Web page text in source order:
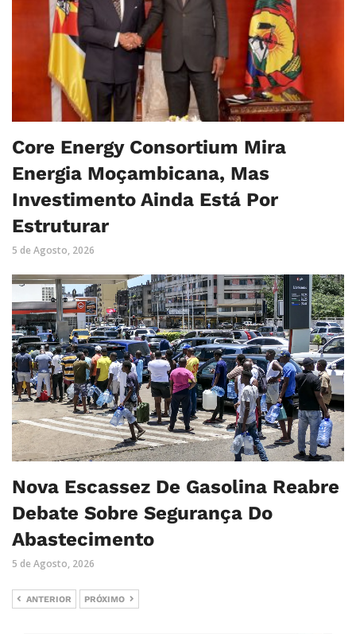
Core Energy Consortium Mira
Energia Moçambicana, Mas
Investimento Ainda Está Por
Estruturar
5 de Agosto, 2026
Nova Escassez De Gasolina Reabre
Debate Sobre Segurança Do
Abastecimento
5 de Agosto, 2026
ANTERIOR PRÓXIMO